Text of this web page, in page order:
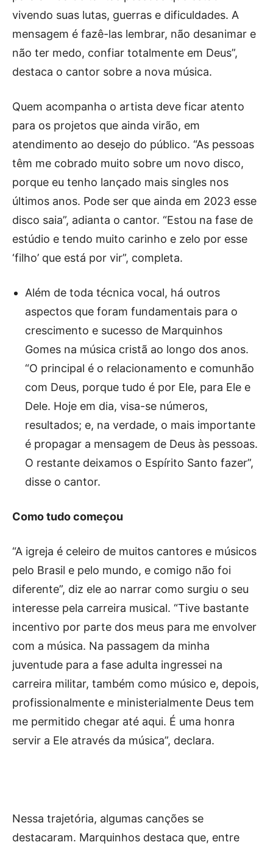
vivendo suas lutas, guerras e dificuldades. A
mensagem é fazê-las lembrar, não desanimar e
não ter medo, confiar totalmente em Deus”,
destaca o cantor sobre a nova música.
Quem acompanha o artista deve ficar atento
para os projetos que ainda virão, em
atendimento ao desejo do público. “As pessoas
têm me cobrado muito sobre um novo disco,
porque eu tenho lançado mais singles nos
últimos anos. Pode ser que ainda em 2023 esse
disco saia”, adianta o cantor. “Estou na fase de
estúdio e tendo muito carinho e zelo por esse
‘filho’ que está por vir”, completa.
Além de toda técnica vocal, há outros
aspectos que foram fundamentais para o
crescimento e sucesso de Marquinhos
Gomes na música cristã ao longo dos anos.
“O principal é o relacionamento e comunhão
com Deus, porque tudo é por Ele, para Ele e
Dele. Hoje em dia, visa-se números,
resultados; e, na verdade, o mais importante
é propagar a mensagem de Deus às pessoas.
O restante deixamos o Espírito Santo fazer”,
disse o cantor.
Como tudo começou
“A igreja é celeiro de muitos cantores e músicos
pelo Brasil e pelo mundo, e comigo não foi
diferente”, diz ele ao narrar como surgiu o seu
interesse pela carreira musical. “Tive bastante
incentivo por parte dos meus para me envolver
com a música. Na passagem da minha
juventude para a fase adulta ingressei na
carreira militar, também como músico e, depois,
profissionalmente e ministerialmente Deus tem
me permitido chegar até aqui. É uma honra
servir a Ele através da música”, declara.
Nessa trajetória, algumas canções se
destacaram. Marquinhos destaca que, entre